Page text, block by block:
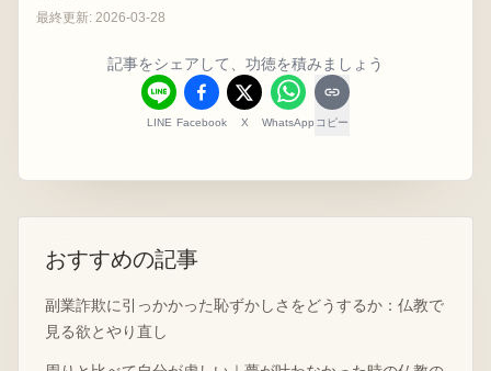
最終更新: 2026-03-28
記事をシェアして、功徳を積みましょう
LINE Facebook X WhatsApp コピー
おすすめの記事
副業詐欺に引っかかった恥ずかしさをどうするか：仏教で
見る欲とやり直し